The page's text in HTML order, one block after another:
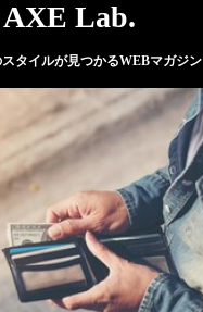
AXE Lab.
タイルが見つかるWEBマガジン